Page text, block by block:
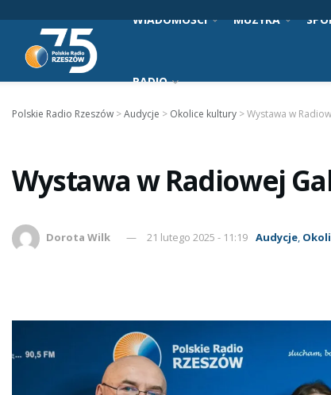
WIADOMOŚCI MUZYKA
RADIO
Polskie Radio Rzeszów >Audycje > Okolice kultury >Wystawa w
Wystawa w Radiowej
Dorota Wilk 21 lutego 2025 - 11:19 Audycje,